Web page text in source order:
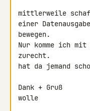
mittlerweile
einer
bewegen.
Nur komme ich
zurecht.
hat da jemand
Dank + Gruß
wolle